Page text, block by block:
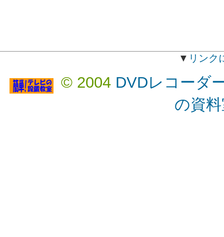
▼ リンク
© 2004 DVDレコーダ
の資